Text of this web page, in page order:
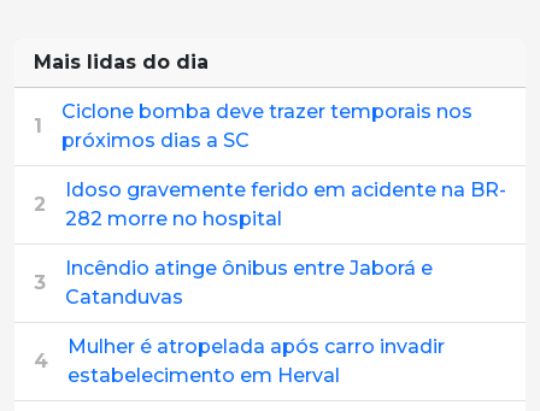
Mais lidas do dia
1
Ciclone bomba deve trazer temporais nos
próximos dias a SC
2
Idoso gravemente ferido em acidente na BR-
282 morre no hospital
3
Incêndio atinge ônibus entre Jaborá e
Catanduvas
4
Mulher é atropelada após carro invadir
estabelecimento em Herval